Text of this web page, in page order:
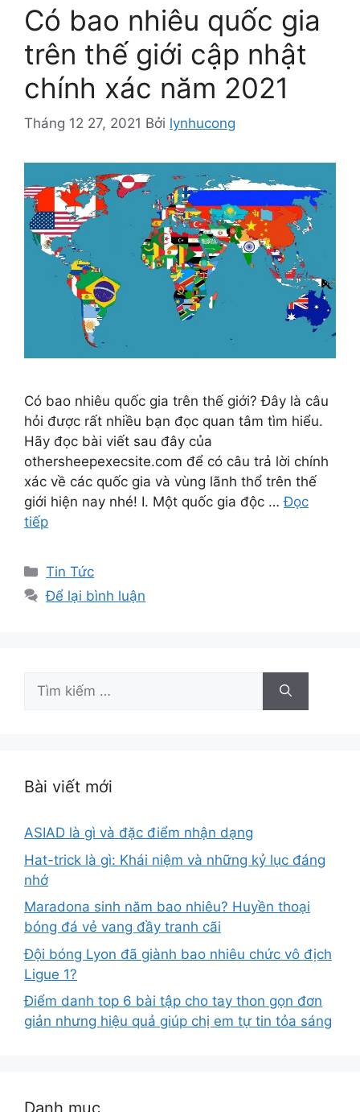
Có bao nhiêu quốc gia
trên thế giới cập nhật
chính xác năm 2021
Tháng 12 27, 2021 Bởi lynhucong
Có bao nhiêu quốc gia trên thế giới? Đây là câu
hỏi được rất nhiều bạn đọc quan tâm tìm hiểu.
Hãy đọc bài viết sau đây của
othersheepexecsite.com để có câu trả lời chính
xác về các quốc gia và vùng lãnh thổ trên thế
giới hiện nay nhé! I. Một quốc gia độc …Đọc
tiếp
Danh
mục
Tin Tức
Để lại bình luận
Tìm
Bài viết mới
ASIAD là gì và đặc điểm nhận dạng
Hat-trick là gì: Khái niệm và những kỷ lục đáng
nhớ
Maradona sinh năm bao nhiêu? Huyền thoại
bóng đá vẻ vang đầy tranh cãi
Đội bóng Lyon đã giành bao nhiêu chức vô địch
Ligue 1?
Điểm danh top 6 bài tập cho tay thon gọn đơn
giản nhưng hiệu quả giúp chị em tự tin tỏa sáng
Danh mục